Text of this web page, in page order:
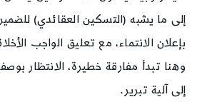
إلى ما يشبه (التسكين العقائدي)
بإعلان الانتماء، مع تعليق الواجب
وهنا تبدأ مفارقة خطيرة، الانتظار
إلى آلية تبرير.